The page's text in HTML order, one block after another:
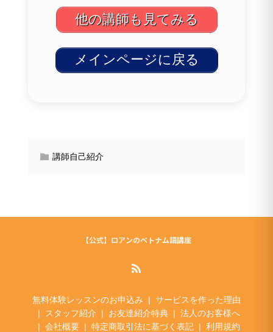
他の講師も見てみる
メインページに戻る
講師自己紹介
【公式】ロアンのベトナム語講座
無料体験レッスンのお申込み
サービスを作った理由
スタッフ紹介
お友達紹介特典
法人のお客様へ
会社概要
特定商取引法に基づく表記 利用規約